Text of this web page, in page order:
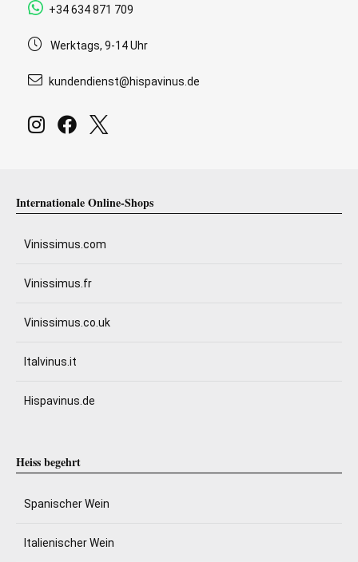
+34 634 871 709
Werktags, 9-14 Uhr
kundendienst@hispavinus.de
Internationale Online-Shops
Vinissimus.com
Vinissimus.fr
Vinissimus.co.uk
Italvinus.it
Hispavinus.de
Heiss begehrt
Spanischer Wein
Italienischer Wein